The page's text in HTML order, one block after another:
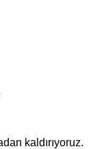
kaldırıyoruz.